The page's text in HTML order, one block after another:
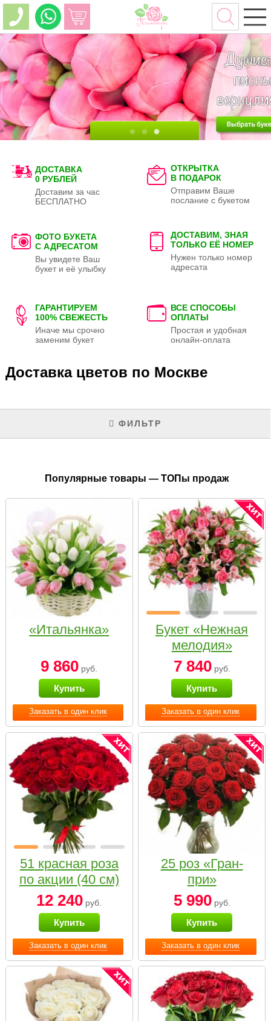
ДОСТАВКА
0 РУБЛЕЙ
Доставим за час
БЕСПЛАТНО
ОТКРЫТКА
В ПОДАРОК
Отправим Ваше
послание с букетом
ФОТО БУКЕТА
С АДРЕСАТОМ
Вы увидете Ваш
букет и её улыбку
ДОСТАВИМ, ЗНАЯ
ТОЛЬКО ЕЁ НОМЕР
Нужен только номер
адресата
ГАРАНТИРУЕМ
100% СВЕЖЕСТЬ
Иначе мы срочно
заменим букет
ВСЕ СПОСОБЫ
ОПЛАТЫ
Простая и удобная
онлайн-оплата
Доставка цветов по Москве
ФИЛЬТР
Популярные товары — ТОПы продаж
Заказать в один клик
«Итальянка»
9 860 руб.
Купить
Заказать в один клик
Букет «Нежная
мелодия»
7 840руб.
Купить
Заказать в один клик
51 красная роза
по акции (40 см)
12 240 руб.
Купить
Заказать в один клик
25 роз «Гран-
при»
5 990руб.
Купить